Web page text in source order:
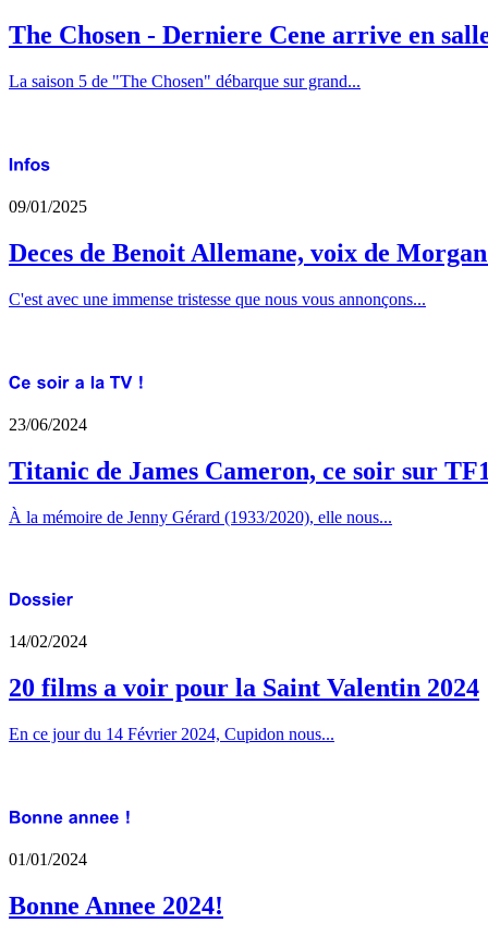
The Chosen - Derniere Cene arrive en
La saison 5 de "The Chosen" débarque sur grand...
09/01/2025
Deces de Benoit Allemane, voix de
C'est avec une immense tristesse que nous vous annonçons...
23/06/2024
Titanic de James Cameron, ce soir sur
À la mémoire de Jenny Gérard (1933/2020), elle nous...
14/02/2024
20 films a voir pour la Saint Valentin 2024
En ce jour du 14 Février 2024, Cupidon nous...
01/01/2024
Bonne Annee 2024!